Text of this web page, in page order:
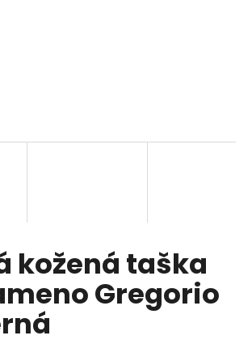
kožená taška
Gregorio